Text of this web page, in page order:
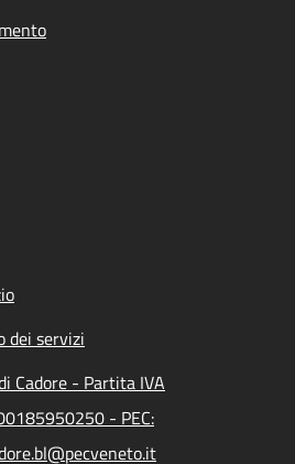
dei servizi
Cadore - Partita IVA
- PEC: